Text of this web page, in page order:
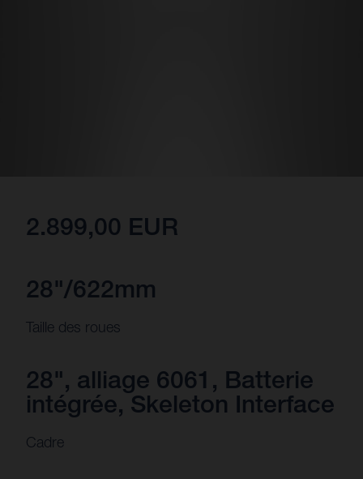
2.899,00 EUR
28"/622mm
Taille des roues
28", alliage 6061, Batterie
intégrée, Skeleton Interface
Cadre